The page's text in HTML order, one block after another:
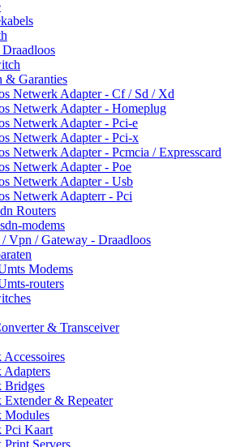
& Garanties
Netwerk Adapter - Cf / Sd / Xd
Netwerk Adapter - Homeplug
Netwerk Adapter - Pci-e
Netwerk Adapter - Pci-x
Netwerk Adapter - Pcmcia / Expresscard
Netwerk Adapter - Poe
Netwerk Adapter - Usb
Netwerk Adapterr - Pci
Routers
modems
Vpn / Gateway - Draadloos
Modems
routers
& Transceiver
Adapters
Bridges
Extender & Repeater
Modules
Pci Kaart